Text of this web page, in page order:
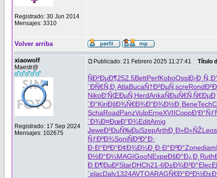
Registrado: 30 Jun 2014
Mensajes: 3310
Volver arriba
xiaowolf
Maestr@
Registrado: 17 Sep 2024
Mensajes: 102675
Publicado: 21 Febrero 2025 11:27:41 Título
ÑÐ²ÐµÐ¶252.5BettPerfKoboOssi
´ÐÑ€Ñ‚Ð¸ AtlaBucaÑ†Ð²ÐµÑ‚ screRond
NikoÐ’ÑŒÐµÑ‚ HerdAnkaÑÐµÑ€Ñ‚ Ñ€ÐµÐ
´Ð°KiriÐšÐ¾Ñ€Ð¾Ð“Ð¾Ð½Ð¸ BeneTech
SchaRoadPanzVulpErneXVIICopp
´Ð¾Ð¤ÐœÐ”Ð¾EditAmig
JeweÐ²ÐµÑ‰ÐµSzepArthÐ¸Ð»Ð»ÑŽLeos
ÑƒÐºÐ¾SoniÑÐºÐ°Ð·
Ð·Ð°ÐºÐ°Ð¢Ð¾Ð¼Ð¸ Ð·Ð°ÐºÐ°Zonediam
Ð½Ð°Ð¼MAGIGooNExpeÐšÐ°Ð¿Ð¸ Ruth
Ð Ð¶ÐµÐ²StarDHCh21-6Ð±Ð¾Ð³Ð°Elec
´placDalv1324AVTOARAGÑ€Ð°Ð²Ð½